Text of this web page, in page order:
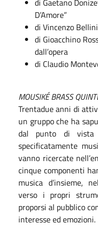
D’Amore”
di Vincenzo
di Gioacchino
dall’opera
di Claudio
MOUSIKÉ BRASS
Trentadue anni di
un gruppo che ha
dal punto di vista
specificatamente
vanno ricercate
cinque componenti
musica d’insieme,
verso i propri
proporsi al pubblico
interesse ed emozioni.